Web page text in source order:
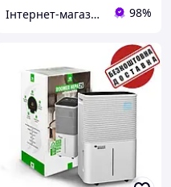
Інтернет-магазин медтехніки та товарів для здоров'я ВаМторг 98%